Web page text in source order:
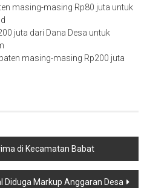
masing-masing Rp80 juta untuk
juta dari Dana Desa untuk
masing-masing Rp200 juta
di Kecamatan Babat
Diduga Markup Anggaran Desa